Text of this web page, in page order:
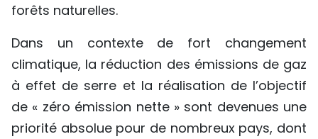
forêts naturelles.
Dans un contexte de fort changement
climatique, la réduction des émissions de gaz
à effet de serre et la réalisation de l’objectif
de « zéro émission nette » sont devenues une
priorité absolue pour de nombreux pays, dont